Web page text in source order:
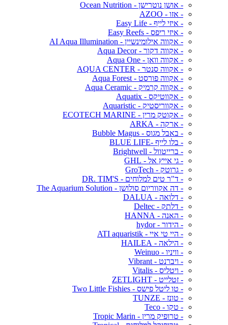
- אושן נוטרישן - Ocean Nutrition
- אזו - AZOO
- איזי לייף - Easy Life
- איזי ריפס - Easy Reefs
- אקווה אילומינשיין - AI Aqua Illumination
- אקווה דקור - Aqua Decor
- אקווה וואן - Aqua One
- אקווה סנטר - AQUA CENTER
- אקווה פורסט - Aqua Forest
- אקווה קרמיק - Aqua Ceramic
- אקווטיקס - Aquatix
- אקווריסטיק - Aquaristic
- אקוטק מרין - ECOTECH MARINE
- ארקה - ARKA
- באבל מגוס - Bubble Magus
- בלו לייף -BLUE LIFE
- ברייטוול - Brightwell
- גי אייץ אל - GHL
- גרוטק - GroTech
- ד"ר טים למלוחים - DR. TIM'S
- דה אקווריום סולושן - The Aquarium Solution
- דלואה - DALUA
- דלתק - Deltec
- האנה - HANNA
- הידור - hydor
- היי טי איי - ATI aquaristik
- הילאה - HAILEA
- וויניו - Weinuo
- ויברנט - Vibrant
- ויטליס - Vitalis
- זטלייט - ZETLIGHT
- טו ליטל פישס - Two Little Fishies
- טונז - TUNZE
- טקו - Teco
- טרופיק מרין - Tropic Marin